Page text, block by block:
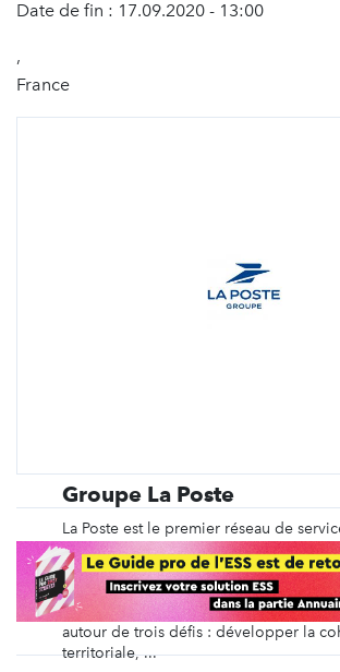
Date de fin : 17.09.2020 - 13:00
,
France
Groupe La Poste
La Poste est le premier réseau de
proximité sur tout le territoire français.
La Poste intègre la responsabilité
environnementale dans chacune de
Cette stratégie d'engagement sociétal
autour de trois défis : développer la
territoriale, ...